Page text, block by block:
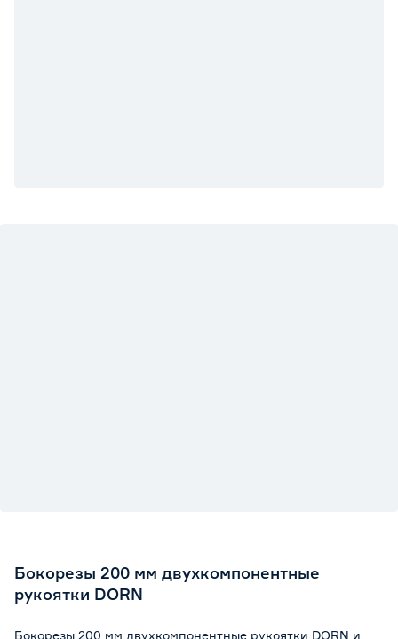
Бокорезы 200 мм двухкомпонентные
рукоятки DORN
Бокорезы 200 мм двухкомпонентные рукоятки DORN и